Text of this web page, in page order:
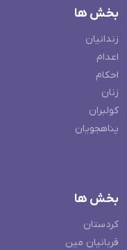
بخش ها
زندانیان
اعدام
احکام
زنان
کولبران
پناهجویان
بخش ها
کردستان
قربانیان مین